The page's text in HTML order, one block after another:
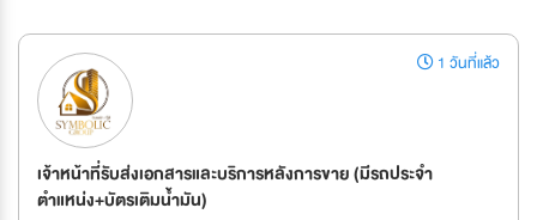
1 วันที่แล้ว
เจ้าหน้าที่รับส่งเอกสารและบริการหลังการขาย (มีรถประจำ
ตำแหน่ง+บัตรเติมน้ำมัน)